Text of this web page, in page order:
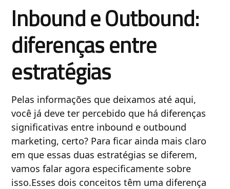
Inbound e Outbound:
diferenças entre
estratégias
Pelas informações que deixamos até aqui,
você já deve ter percebido que há diferenças
significativas entre inbound e outbound
marketing, certo? Para ficar ainda mais claro
em que essas duas estratégias se diferem,
vamos falar agora especificamente sobre
isso.Esses dois conceitos têm uma diferença